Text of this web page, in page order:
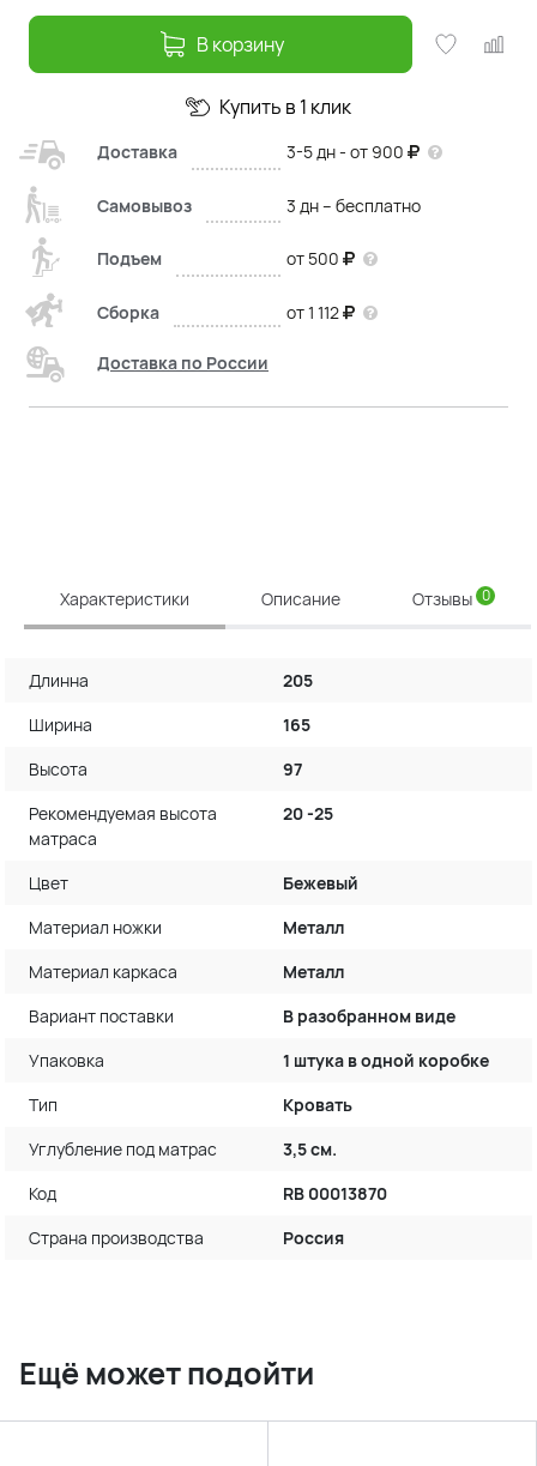
В корзину
Купить в 1 клик
Доставка 3-5 дн - от 900
Самовывоз 3 дн – бесплатно
Подъем от 500
Сборка от 1 112
Доставка по России
Характеристики Описание Отзывы 0
Длинна
205
Ширина
165
Высота
97
Рекомендуемая высота
матраса
20 -25
Цвет
Бежевый
Материал ножки
Металл
Материал каркаса
Металл
Вариант поставки
В разобранном виде
Упаковка
1 штука в одной коробке
Тип
Кровать
Углубление под матрас
3,5 см.
Код
RB 00013870
Страна производства
Россия
Ещё может подойти